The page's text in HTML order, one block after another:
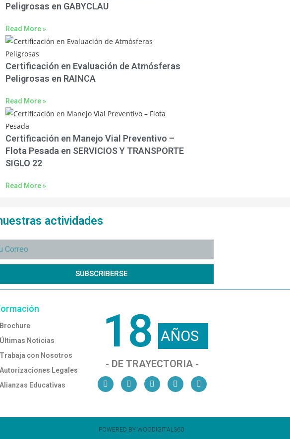
Peligrosas en GABYCLAU
Read More »
Certificación en Evaluación de Atmósferas
Peligrosas en RAINCA
Read More »
Certificación en Manejo Vial Preventivo –
Flota Pesada en SERVICIOS Y TRANSPORTE
SIGLO 22
Read More »
actividades
SUBSCRIBERSE
Brochure
Últimas Noticias
Trabaja con Nosotros
Autorizaciones Legales
Alianzas Educativas
18 AÑOS
- DE TRAYECTORIA -
POWERED BY WOODIGITAL360